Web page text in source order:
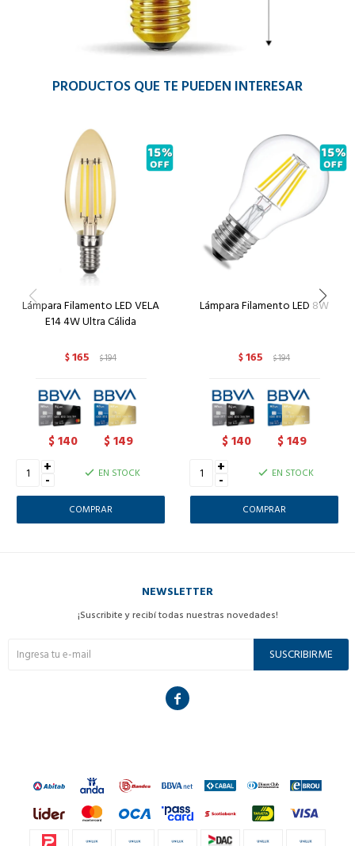
PRODUCTOS QUE TE PUEDEN INTERESAR
Lámpara Filamento LED VELA
E14 4W Ultra Cálida
$165 $194
$140 $149
+
- EN STOCK
Lámpara Filamento LED 8W
$165 $194
$140 $149
+
- EN STOCK
NEWSLETTER
¡Suscribite y recibí todas nuestras novedades!
SUSCRIBIRME
